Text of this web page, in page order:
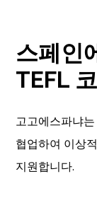
스페인
TEFL
고고에스파냐
협업하여 이상
지원합니다.